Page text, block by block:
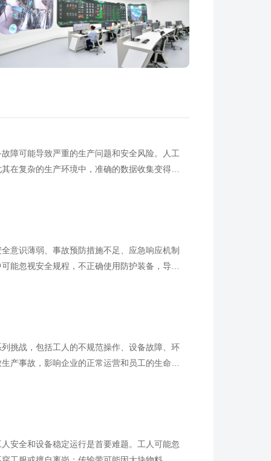
障可能导致严重的生产问题和安全风险。人工
在复杂的生产环境中，准确的数据收集变得尤
意识薄弱、事故预防措施不足、应急响应机制
能忽视安全规程，不正确使用防护装备，导致
挑战，包括工人的不规范操作、设备故障、环
产事故，影响企业的正常运营和员工的生命安
安全和设备稳定运行是首要难题。工人可能忽